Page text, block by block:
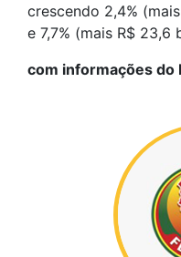
crescendo 2,4%
e 7,7% (mais R$ 23,6
com informações do